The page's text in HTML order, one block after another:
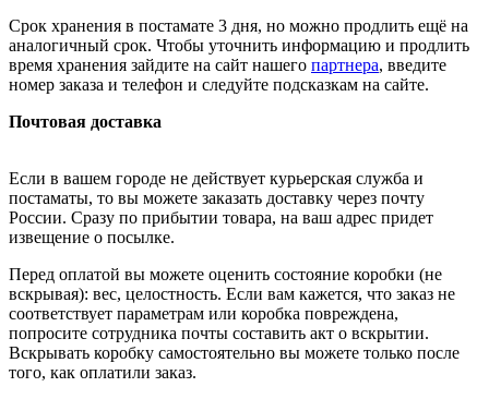
Срок хранения в постамате 3 дня, но можно продлить ещё на
аналогичный срок. Чтобы уточнить информацию и продлить
время хранения зайдите на сайт нашего партнера, введите
номер заказа и телефон и следуйте подсказкам на сайте.
Почтовая доставка
Если в вашем городе не действует курьерская служба и
постаматы, то вы можете заказать доставку через почту
России. Сразу по прибытии товара, на ваш адрес придет
извещение о посылке.
Перед оплатой вы можете оценить состояние коробки (не
вскрывая): вес, целостность. Если вам кажется, что заказ не
соответствует параметрам или коробка повреждена,
попросите сотрудника почты составить акт о вскрытии.
Вскрывать коробку самостоятельно вы можете только после
того, как оплатили заказ.